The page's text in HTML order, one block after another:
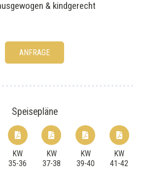
& kind­gerecht
ANFRAGE
Speisepläne
KW
35-36
KW
37-38
KW
39-40
KW
41-42